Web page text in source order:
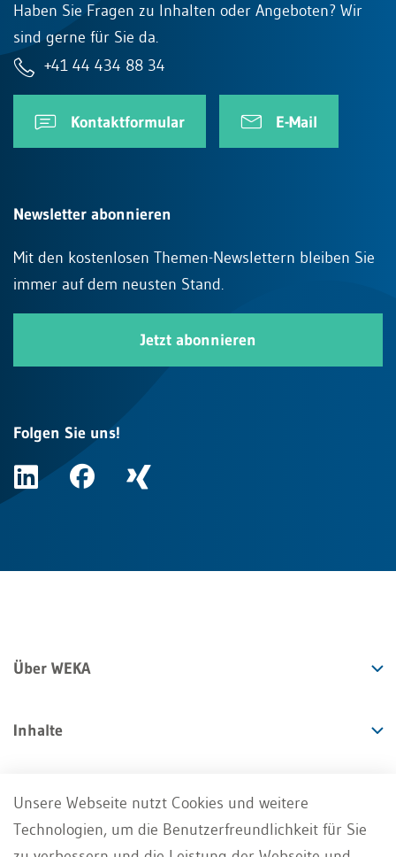
Haben Sie Fragen zu Inhalten oder Angeboten? Wir
sind gerne für Sie da.
+41 44 434 88 34
Kontaktformular E-Mail
Newsletter abonnieren
Mit den kostenlosen Themen-Newslettern bleiben Sie
immer auf dem neusten Stand.
Jetzt abonnieren
Folgen Sie uns!
Über WEKA
Inhalte
Angebote
Unsere Webseite nutzt Cookies und weitere
Technologien, um die Benutzerfreundlichkeit für Sie